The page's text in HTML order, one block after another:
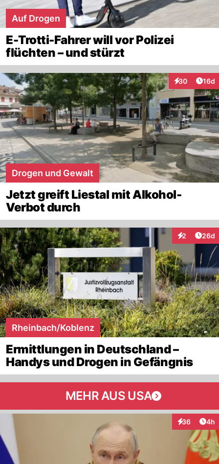
Auf Drogen
E-Trotti-Fahrer will vor Polizei
flüchten – und stürzt
30
Interaktionen
16d
Drogen und Gewalt
Jetzt greift Liestal mit Alkohol-
Verbot durch
2
Interaktionen
26d
Rheinbach/Koblenz
Ermittlungen in Deutschland –
Handys und Drogen in Gefängnis
MEHR AUS USA
36
Interaktionen
4h